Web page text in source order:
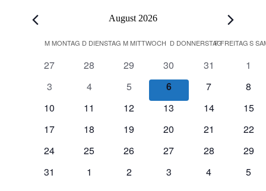
August 2026
Kalender
von
MMONTAG D DIENSTAG MMITTWOCH D DONNERSTAG
FFREITAGS
0
27
0
Veranstaltungen
28
0
Veranstaltungen
29
0
Veranstaltungen
30
0
31
0
1
0
3
0
Veranstaltungen
4
0
Veranstaltungen
5
0
Veranstaltungen
6
0
7
0
8
0
10
0
11
0
12
0
13
0
14
0
15
0
17
0
18
0
19
0
20
0
21
0
22
0
24
0
25
0
26
0
27
0
28
0
29
0
31
0
1
0
2
0
3
0
4
0
5